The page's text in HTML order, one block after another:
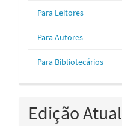
Para Leitores
Para Autores
Para Bibliotecários
Edição Atual